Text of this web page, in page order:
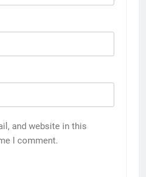
and website in this
I comment.